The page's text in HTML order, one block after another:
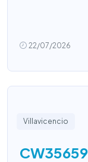
22/07/2026
Villavicencio